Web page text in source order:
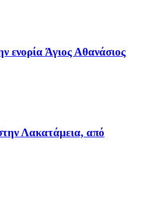
ενορία Άγιος Αθανάσιος
Λακατάμεια, από